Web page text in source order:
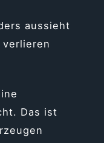
aussieht
Das ist